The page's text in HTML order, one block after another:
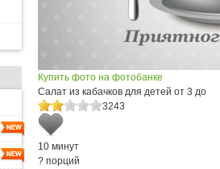
Купить фото на фотобанке
Салат из кабачков для детей от 3 до
3243
10 минут
? порций